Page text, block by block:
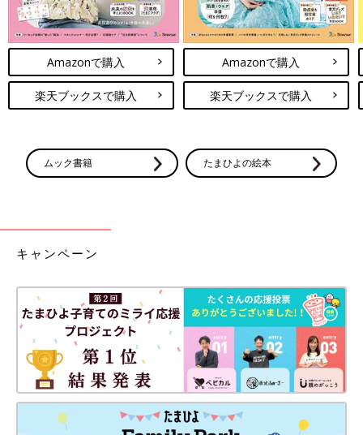
だったよう。
今回の出産では里帰りせず、夫と2人で乗り切ろうとずっと2人で
妊娠期間を過ごしてきた。
つわりの時期も献身的に支えてくれて、仕事の調整や育休も積極
的に取得してくれた。
最後の最後までずっと付き添って寄り添ってくれて、出産の瞬間
この人とだからこそ乗り越えられたと思います。
これから3人での生活が始まるけれど何も不安がない！！本当に
私のレポがお役に立てますように。
いかがでしたか？ たまひよのアプリ「まいにちのたまひよ」で
は、もっとたくさんの「出産レポート」を読むことができます！
また、同じ出産予定月の人と情報交換ができる「同期ルーム」も
ありますので、ぜひ活用してみてくださいね。
たまひよのアプリ「まいにちのたまひよ」は、【たまひよアプ
リ】でストア検索してもDLできます！
●この記事は個人の体験記です。
●記事の内容は2025年1月の情報で、現在と異なる場合がありま
Amazonで購入
楽天ブックスで購入
Amazonで購入
楽天ブックスで購入
ムック書籍 たまひよの絵本
キャンペーン